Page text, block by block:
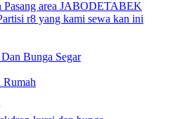
Pasang area JABODETABEK
r8 yang kami sewa kan ini
Bunga Segar
Rumah